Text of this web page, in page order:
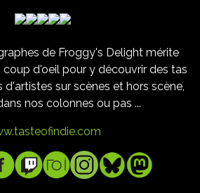
de Froggy's Delight mérite
d'oeil pour y découvrir des tas
sur scènes et hors scène,
nos colonnes ou pas ...